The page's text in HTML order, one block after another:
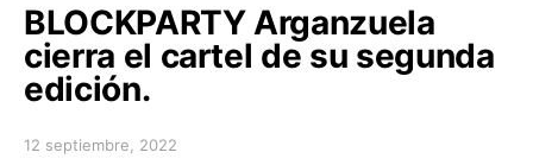
BLOCKPARTY Arganzuela
cierra el cartel de su segunda
edición.
Posted on
12 septiembre, 2022